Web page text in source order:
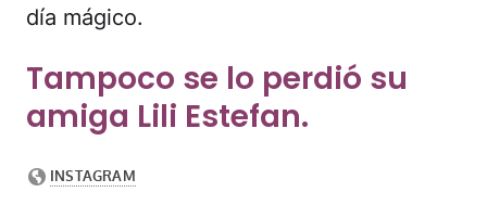
día mágico.
Tampoco se lo perdió su
amiga Lili Estefan.